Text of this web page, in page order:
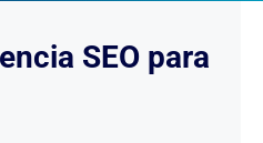
SEO para